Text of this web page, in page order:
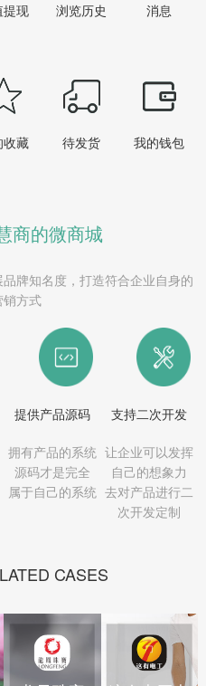
提现 浏览历史 消息
收藏 待发货 我的钱包
商的微商城
牌知名度，打造符合企业自身的
方式
提供产品源码
拥有产品的系统
源码才是完全
属于自己的系统
支持二次开发
让企业可以发挥
自己的想象力
去对产品进行二
次开发定制
CASES